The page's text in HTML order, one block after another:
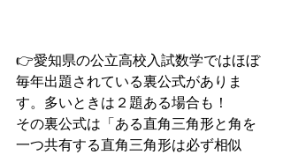
👉愛知県の公立高校入試数学ではほぼ
毎年出題されている裏公式がありま
す。多いときは２題ある場合も！
その裏公式は「ある直角三角形と角を
一つ共有する直角三角形は必ず相似